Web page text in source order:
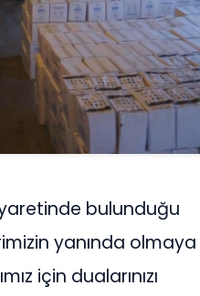
bulunduğu
yanında olmaya
için dualarınızı